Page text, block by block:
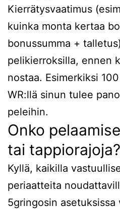
Kierrätysvaatimus
kuinka monta kertaa
bonussumma +
pelikierroksilla, ennen
nostaa. Esimerkiksi
WR:llä sinun tulee
peleihin.
Onko
tai tappiorajoja?
Kyllä, kaikilla
periaatteita
5gringosin